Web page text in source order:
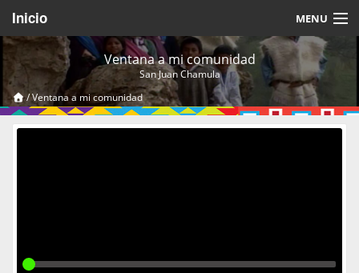
Inicio MENU
Acerca de
Videos Temáticos
Cerrar Sesión
Ventana a mi comunidad
San Juan Chamula
/Ventana a mi comunidad